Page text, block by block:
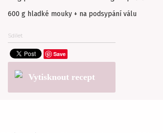
600 g hladké mouky + na podsypání válu
Sdílet
Save
Vytisknout recept